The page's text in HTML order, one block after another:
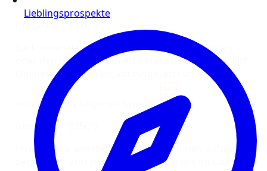
Sie können den Artikel in der einer Filiale kaufen
oder den gewünschten Artikel auch bequem im Lidl
Onlineshop bestellen, vorausgesetzt im Magazin
sehen Sie das folgende Symbol
[the_ad id=“8350″]
Hinweis: Die angebotenen Artikel können aufgrund
begrenzter Vorratsmenge leider bereits im Laufe
Lieblingsprospekte